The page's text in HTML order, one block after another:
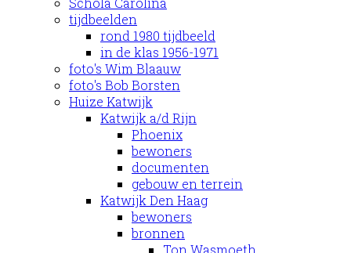
tijdbeelden
rond 1980 tijdbeeld
in de klas 1956-1971
foto's Wim Blaauw
foto's Bob Borsten
Huize Katwijk
Katwijk a/d Rijn
Phoenix
bewoners
documenten
gebouw en terrein
Katwijk Den Haag
bewoners
bronnen
Ton Wasmoeth